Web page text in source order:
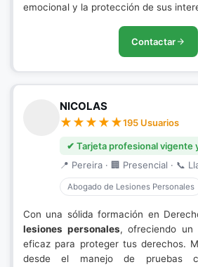
emocional y la protección de sus
Contactar
NICOLAS
195 Usuarios
✔ Tarjeta profesional vigente
📍 Pereira · 🏢 Presencial · 📞
Abogado de Lesiones Personales
Con una sólida formación en
lesiones personales, ofreciendo un
eficaz para proteger tus derechos.
desde el manejo de pruebas